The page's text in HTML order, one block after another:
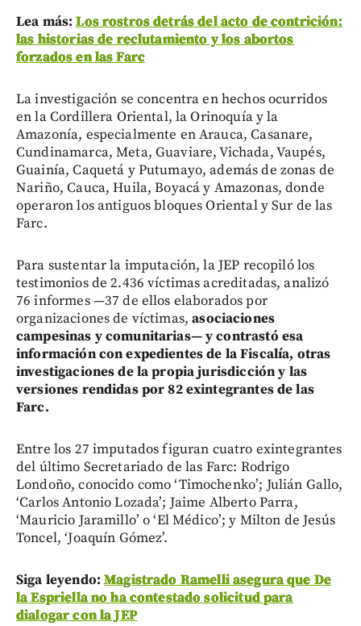
Lea más:Los rostros detrás del acto de contrición:
las historias de reclutamiento y los abortos
forzados en las Farc
La investigación se concentra en hechos ocurridos
en la Cordillera Oriental, la Orinoquía y la
Amazonía, especialmente en Arauca, Casanare,
Cundinamarca, Meta, Guaviare, Vichada, Vaupés,
Guainía, Caquetá y Putumayo, además de zonas de
Nariño, Cauca, Huila, Boyacá y Amazonas, donde
operaron los antiguos bloques Oriental y Sur de las
Farc.
Para sustentar la imputación, la JEP recopiló los
testimonios de 2.436 víctimas acreditadas, analizó
76 informes —37 de ellos elaborados por
organizaciones de víctimas, asociaciones
campesinas y comunitarias— y contrastó esa
información con expedientes de la Fiscalía, otras
investigaciones de la propia jurisdicción y las
versiones rendidas por 82 exintegrantes de las
Farc.
Entre los 27 imputados figuran cuatro exintegrantes
del último Secretariado de las Farc: Rodrigo
Londoño, conocido como ‘Timochenko’; Julián Gallo,
‘Carlos Antonio Lozada’; Jaime Alberto Parra,
‘Mauricio Jaramillo’ o ‘El Médico’; y Milton de Jesús
Toncel, ‘Joaquín Gómez’.
Siga leyendo:Magistrado Ramelli asegura que De
la Espriella no ha contestado solicitud para
dialogar con la JEP